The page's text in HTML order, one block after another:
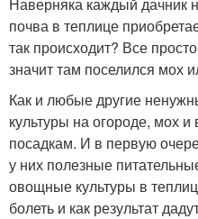
почва в теплице
так происходит? Все
значит там поселился мох
Как и любые другие
культуры на огороде, мох
посадкам. И в первую
у них полезные
овощные культуры в
болеть и как результат